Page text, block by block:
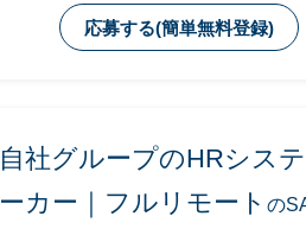
-アドオン概要設計
-開発～単体テスト
応募する(簡単無料登録)
自社グループのHRシス
ーカー｜フルリモート の